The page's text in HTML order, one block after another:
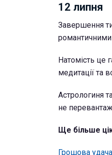
12 липня
Завершення
романтичними
Натомість це
медитації та
Астрологиня
не
Ще більше
Грошова